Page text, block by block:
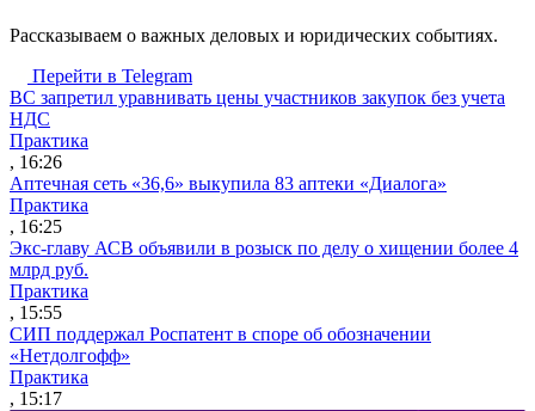
Рассказываем о важных деловых и юридических событиях.
Перейти в Telegram
ВС запретил уравнивать цены участников закупок без учета
НДС
Практика
, 16:26
Аптечная сеть «36,6» выкупила 83 аптеки «Диалога»
Практика
, 16:25
Экс-главу АСВ объявили в розыск по делу о хищении более 4
млрд руб.
Практика
, 15:55
СИП поддержал Роспатент в споре об обозначении
«Нетдолгофф»
Практика
, 15:17